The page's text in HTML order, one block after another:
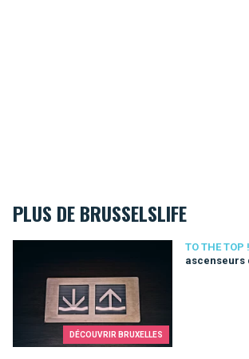
PLUS DE BRUSSELSLIFE
DÉCOUVRIR BRUXELLES
TO THE TOP !
ascenseurs
Top 10 des ascenseurs de Bruxelles